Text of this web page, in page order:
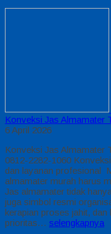
Konveksi Jas Almamater
6 April 2026
Konveksi Jas Almamater
0812-2282-1060
dan layanan profesional
almamater murah harus
Jas almamater tidak
juga simbol resmi
kerapian proses jahit,
prioritas… selengkapnya